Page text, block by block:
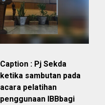
Caption : Pj Sekda
ketika sambutan pada
acara pelatihan
penggunaan IBBbagi